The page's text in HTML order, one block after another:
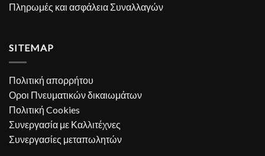
Πληρωμές και ασφάλεια Συναλλαγών
SITEMAP
Πολιτική απορρήτου
Οροι Πνευματικών δικαιωμάτων
Πολιτική Cookies
Συνεργασία με Καλλιτέχνες
Συνεργασίες μεταπωλητών